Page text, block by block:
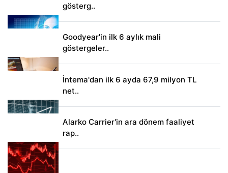
gösterg..
Goodyear'in ilk 6 aylık mali
göstergeler..
İntema'dan ilk 6 ayda 67,9 milyon TL
net..
Alarko Carrier'in ara dönem faaliyet
rap..